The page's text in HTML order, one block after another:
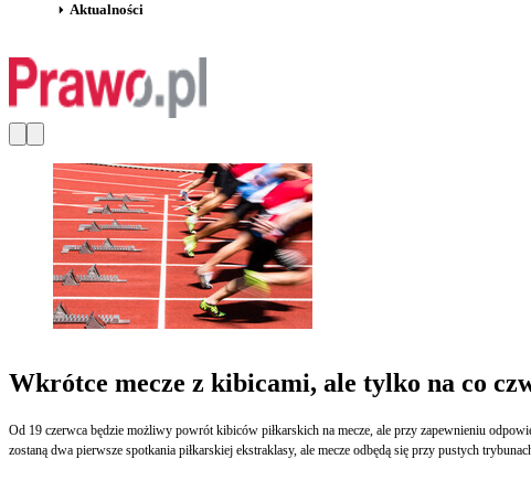
Aktualności
Wkrótce mecze z kibicami, ale tylko na co
Od 19 czerwca będzie możliwy powrót kibiców piłkarskich na mecze, ale przy zapewnieniu
zostaną dwa pierwsze spotkania piłkarskiej ekstraklasy, ale mecze odbędą się przy pustych